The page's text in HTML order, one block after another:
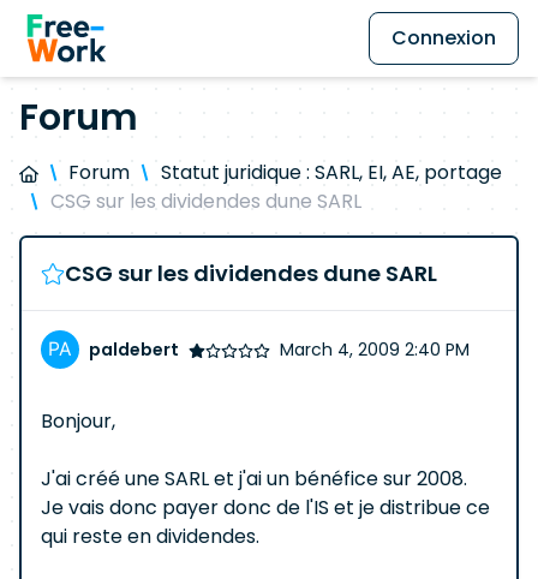
Connexion
Forum
Forum
Statut juridique : SARL, EI, AE, portage
CSG sur les dividendes dune SARL
CSG sur les dividendes dune SARL
paldebert March 4, 2009 2:40 PM
Bonjour,
J'ai créé une SARL et j'ai un bénéfice sur 2008.
Je vais donc payer donc de l'IS et je distribue ce
qui reste en dividendes.